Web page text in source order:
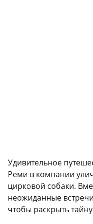
Удивительное
Реми в компании
цирковой собаки.
неожиданные
чтобы раскрыть